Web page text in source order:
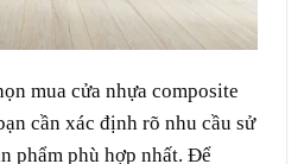
mua cửa nhựa composite
cần xác định rõ nhu cầu sử
phẩm phù hợp nhất. Để